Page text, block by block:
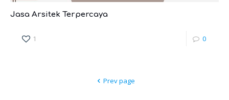
Jasa Arsitek Terpercaya
1 0
Prev page